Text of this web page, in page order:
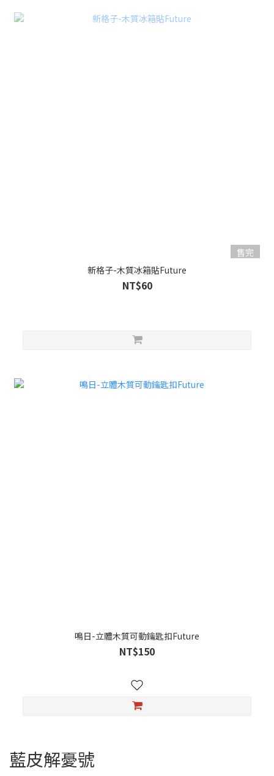
售完
新格子-木質冰箱貼Future
NT$60
鳴日-立體木質可動鑰匙扣Future
NT$150
藍皮解憂號